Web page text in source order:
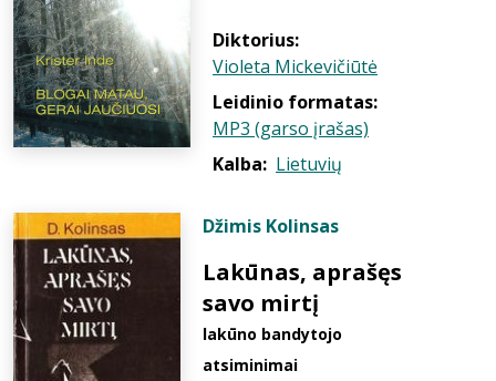
Diktorius:
Violeta Mickevičiūtė
Leidinio formatas:
MP3 (garso įrašas)
Kalba: Lietuvių
Džimis Kolinsas
Lakūnas, aprašęs
savo mirtį
lakūno bandytojo
atsiminimai